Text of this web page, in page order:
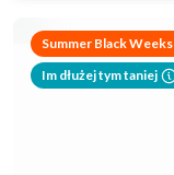
Summer Black Weeks
Im dłużej tym taniej